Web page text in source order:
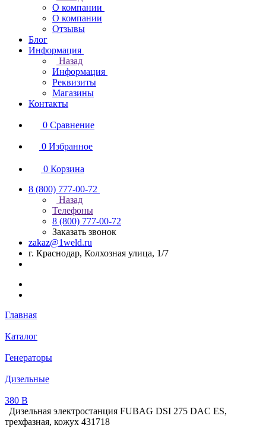
О компании
О компании
Отзывы
Блог
Информация
Назад
Информация
Реквизиты
Магазины
Контакты
0 Сравнение
0 Избранное
0 Корзина
8 (800) 777-00-72
Назад
Телефоны
8 (800) 777-00-72
Заказать звонок
zakaz@1weld.ru
г. Краснодар, Колхозная улица, 1/7
Главная
Каталог
Генераторы
Дизельные
380 В
Дизельная электростанция FUBAG DSI 275 DAC ES,
трехфазная, кожух 431718